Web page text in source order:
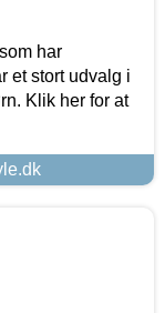
har
et stort udvalg i
Klik her for at